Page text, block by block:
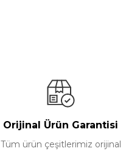
Orijinal Ürün Garantisi
Tüm ürün çeşitlerimiz orijinal